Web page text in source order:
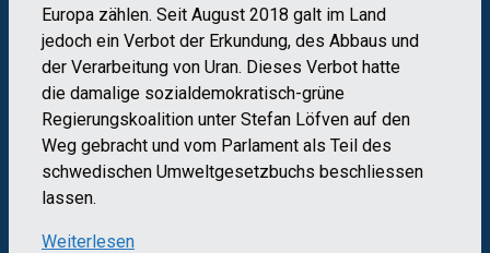
Europa zählen. Seit August 2018 galt im Land
jedoch ein Verbot der Erkundung, des Abbaus und
der Verarbeitung von Uran. Dieses Verbot hatte
die damalige sozialdemokratisch-grüne
Regierungskoalition unter Stefan Löfven auf den
Weg gebracht und vom Parlament als Teil des
schwedischen Umweltgesetzbuchs beschliessen
lassen.
Weiterlesen